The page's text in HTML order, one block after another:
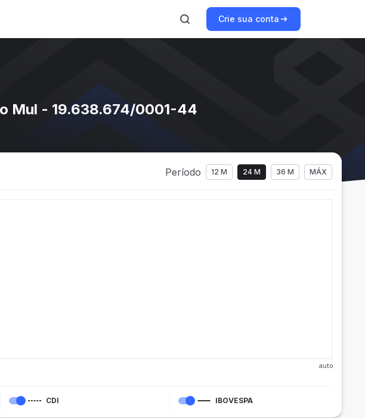
Crie sua conta
Mul - 19.638.674/0001-44
Período 12 M 24 M 36 M MÁX
auto
CDI IBOVESPA